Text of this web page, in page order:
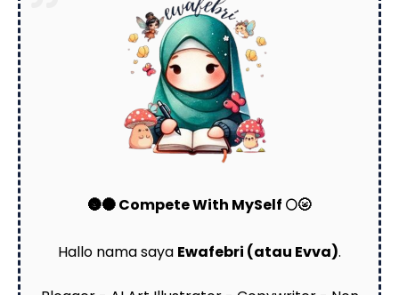
🌚🌑 Compete With MySelf 🌕🌝
Hallo nama saya Ewafebri (atau Evva).